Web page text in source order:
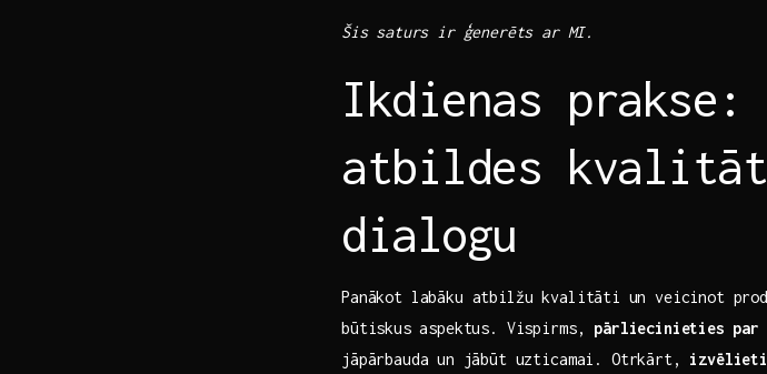
Šis⁢ saturs ir ģenerēts⁤ ar MI.
Ikdienas prakse:
atbildes
dialogu
Panākot labāku atbilžu kvalitāti ⁢un veicinot
būtiskus⁣ aspektus. Vispirms, pārliecinieties
jāpārbauda un⁢ jābūt ‌uzticamai. Otrkārt,